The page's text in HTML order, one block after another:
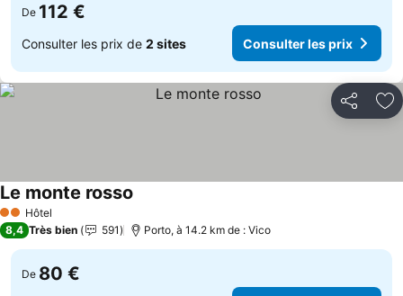
De 112 €
Consulter les prix de 2 sites Consulter les prix
Partager
2 Étoiles
Hôtel
Le monte rosso
8,4 Très bien 591 Porto, à 14.2 km de : Vico
De 80 €